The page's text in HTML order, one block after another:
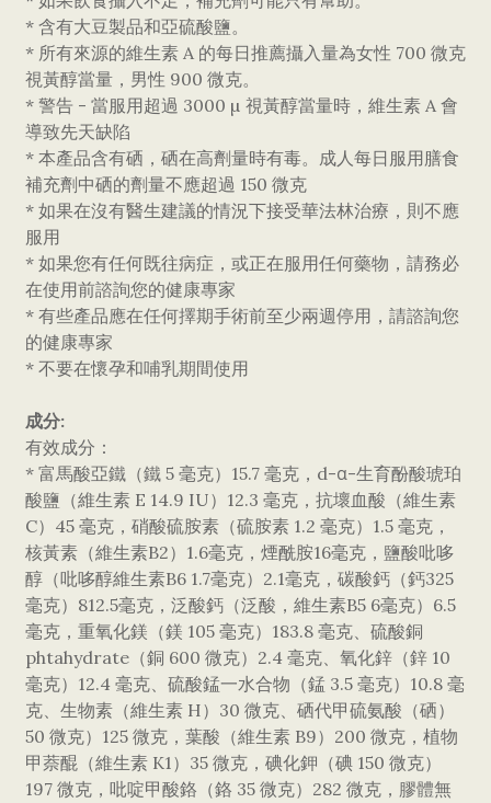
* 含有大豆製品和亞硫酸鹽。
* 所有來源的維生素 A 的每日推薦攝入量為女性 700 微克
視黃醇當量，男性 900 微克。
* 警告 - 當服用超過 3000 µ 視黃醇當量時，維生素 A 會
導致先天缺陷
* 本產品含有硒，硒在高劑量時有毒。成人每日服用膳食
補充劑中硒的劑量不應超過 150 微克
* 如果在沒有醫生建議的情況下接受華法林治療，則不應
服用
* 如果您有任何既往病症，或正在服用任何藥物，請務必
在使用前諮詢您的健康專家
* 有些產品應在任何擇期手術前至少兩週停用，請諮詢您
的健康專家
* 不要在懷孕和哺乳期間使用
成分:
有效成分：
* 富馬酸亞鐵（鐵 5 毫克）15.7 毫克，d-α-生育酚酸琥珀
酸鹽（維生素 E 14.9 IU）12.3 毫克，抗壞血酸（維生素
C）45 毫克，硝酸硫胺素（硫胺素 1.2 毫克）1.5 毫克，
核黃素（維生素B2）1.6毫克，煙酰胺16毫克，鹽酸吡哆
醇（吡哆醇維生素B6 1.7毫克）2.1毫克，碳酸鈣（鈣325
毫克）812.5毫克，泛酸鈣（泛酸，維生素B5 6毫克）6.5
毫克，重氧化鎂（鎂 105 毫克）183.8 毫克、硫酸銅
phtahydrate（銅 600 微克）2.4 毫克、氧化鋅（鋅 10
毫克）12.4 毫克、硫酸錳一水合物（錳 3.5 毫克）10.8 毫
克、生物素（維生素 H）30 微克、硒代甲硫氨酸（硒）
50 微克）125 微克，葉酸（維生素 B9）200 微克，植物
甲萘醌（維生素 K1）35 微克，碘化鉀（碘 150 微克）
197 微克，吡啶甲酸鉻（鉻 35 微克）282 微克，膠體無